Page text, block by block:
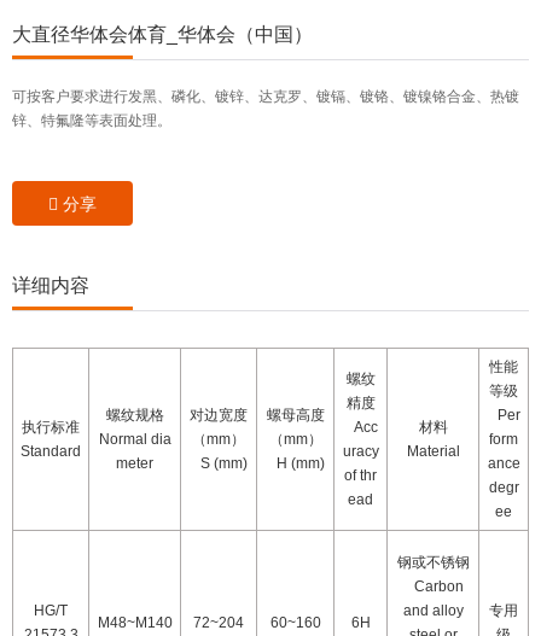
大直径华体会体育_华体会（中国）
可按客户要求进行发黑、磷化、镀锌、达克罗、镀镉、镀铬、镀镍铬合金、热镀
锌、特氟隆等表面处理。
分享
详细内容
执行标准
Standard
螺纹规格
Normal dia
meter
对边宽度
（mm）
S (mm)
螺母高度
（mm）
H (mm)
螺纹
精度
Acc
uracy
of thr
ead
材料
Material
性能
等级
Per
form
ance
degr
ee
HG/T
M48~M140 72~204 60~160 6H
钢或不锈钢
Carbon
and alloy
专用